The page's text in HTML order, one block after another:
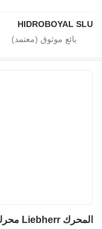
HIDROBOYAL SLU